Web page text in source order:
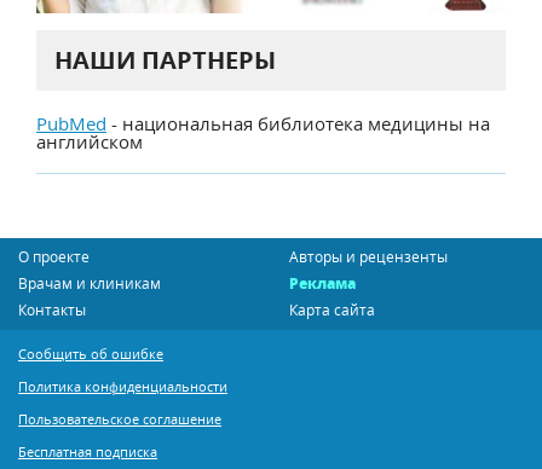
НАШИ ПАРТНЕРЫ
PubMed - национальная библиотека медицины на
английском
О проекте
Авторы и рецензенты
Врачам и клиникам
Реклама
Контакты
Карта сайта
Сообщить об ошибке
Политика конфиденциальности
Пользовательское соглашение
Бесплатная подписка